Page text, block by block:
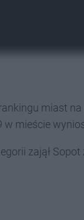
miast
mieście
zajął